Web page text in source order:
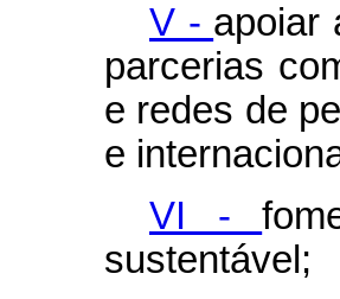
V - apoiar
parcerias
e redes de
e
VI -
sustentável;